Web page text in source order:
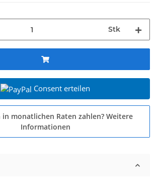
Stk
Consent erteilen
in monatlichen Raten zahlen? Weitere
Informationen